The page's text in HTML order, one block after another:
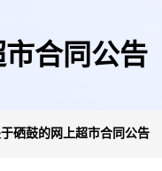
合同公告
硒鼓的网上超市合同公告